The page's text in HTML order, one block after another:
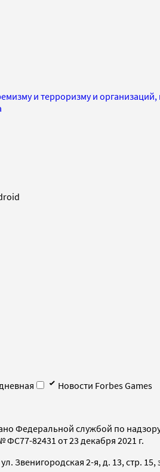
и терроризму и
Новости Forbes Games
Федеральной службой по
82431 от 23 декабря 2021 г.
Звенигородская 2-я, д. 13, стр. 15,